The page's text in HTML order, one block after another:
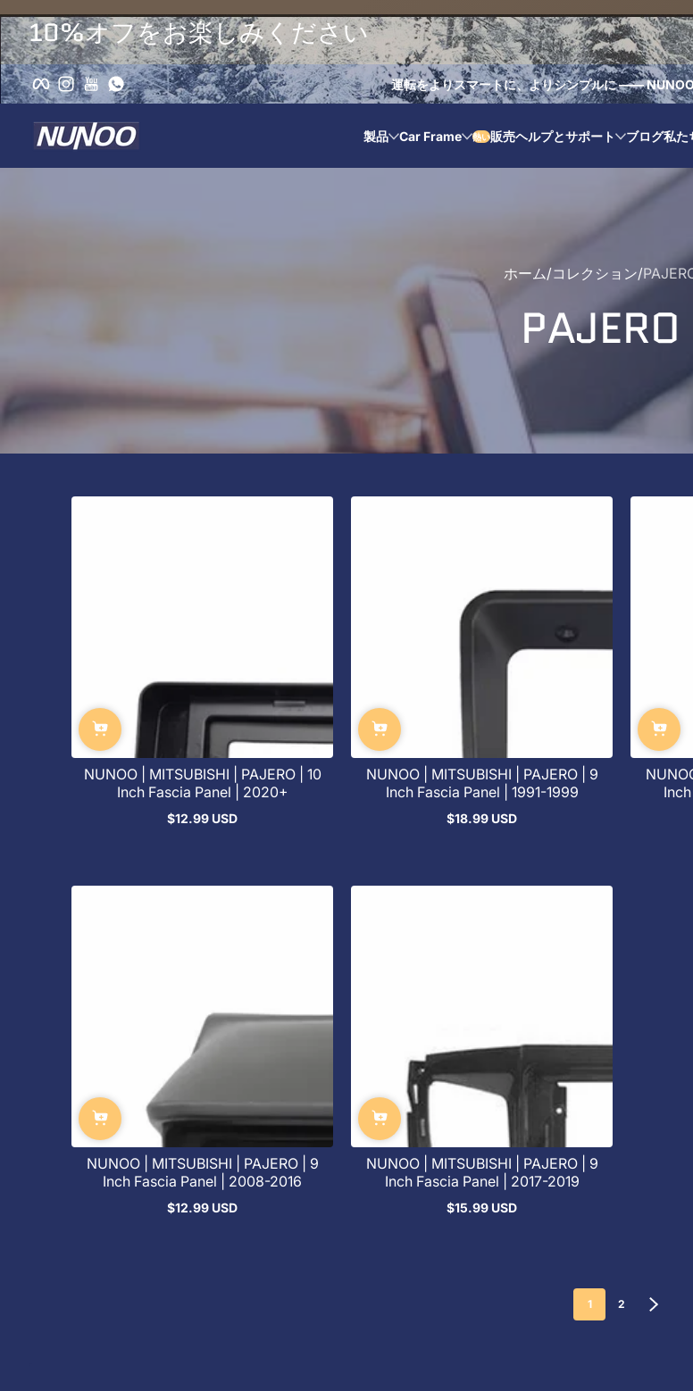
コンテンツにスキップ
10%オフをお楽しみください
Facebook
Instagram
YouTube
WhatsApp
運転をよりスマートに、よりシンプルに ——
製品 Car Frame 熱い販売ヘルプとサポート ブログ私た
ホーム コレクション
PAJERO
NUNOO | MITSUBISHI | PAJERO | 10
Inch Fascia Panel | 2020+
通
$12.99 USD
NUNOO | MITSUBISHI | PAJERO | 9
Inch Fascia Panel | 1991-1999
通
$18.99 USD
NUNOO | MITSUBISHI | PAJERO | 9
Inch Fascia Panel | 2008-2016
通
$12.99 USD
NUNOO | MITSUBISHI | PAJERO | 9
Inch Fascia Panel | 2017-2019
通
$15.99 USD
1 2